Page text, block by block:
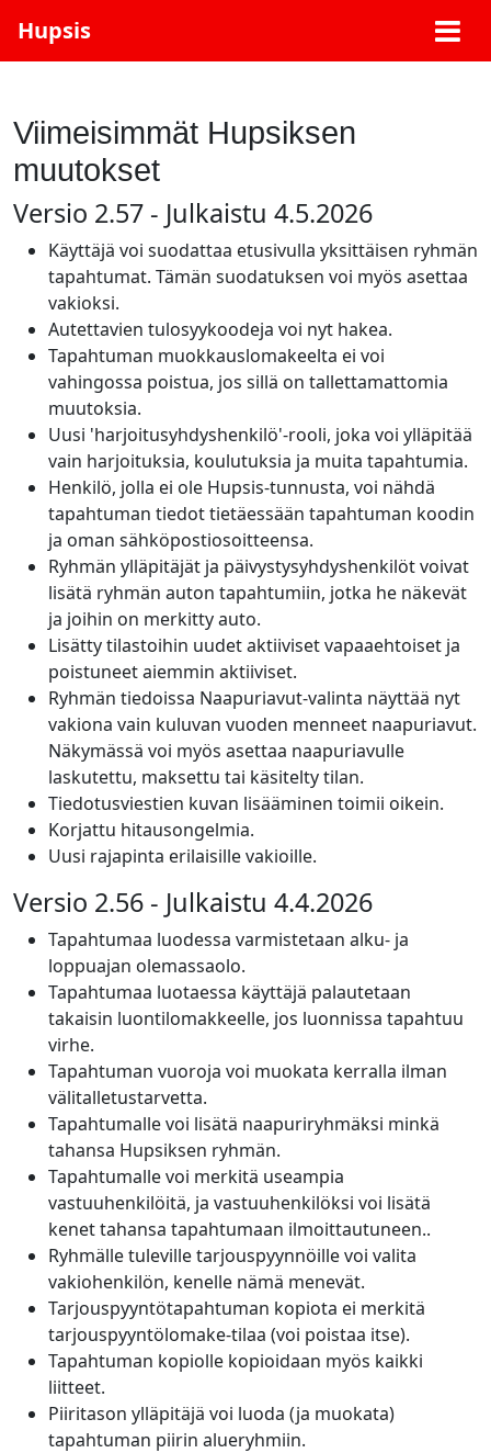
Hupsis
Viimeisimmät Hupsiksen
muutokset
Versio 2.57 - Julkaistu 4.5.2026
Käyttäjä voi suodattaa etusivulla yksittäisen ryhmän
tapahtumat. Tämän suodatuksen voi myös asettaa
vakioksi.
Autettavien tulosyykoodeja voi nyt hakea.
Tapahtuman muokkauslomakeelta ei voi
vahingossa poistua, jos sillä on tallettamattomia
muutoksia.
Uusi 'harjoitusyhdyshenkilö'-rooli, joka voi ylläpitää
vain harjoituksia, koulutuksia ja muita tapahtumia.
Henkilö, jolla ei ole Hupsis-tunnusta, voi nähdä
tapahtuman tiedot tietäessään tapahtuman koodin
ja oman sähköpostiosoitteensa.
Ryhmän ylläpitäjät ja päivystysyhdyshenkilöt voivat
lisätä ryhmän auton tapahtumiin, jotka he näkevät
ja joihin on merkitty auto.
Lisätty tilastoihin uudet aktiiviset vapaaehtoiset ja
poistuneet aiemmin aktiiviset.
Ryhmän tiedoissa Naapuriavut-valinta näyttää nyt
vakiona vain kuluvan vuoden menneet naapuriavut.
Näkymässä voi myös asettaa naapuriavulle
laskutettu, maksettu tai käsitelty tilan.
Tiedotusviestien kuvan lisääminen toimii oikein.
Korjattu hitausongelmia.
Uusi rajapinta erilaisille vakioille.
Versio 2.56 - Julkaistu 4.4.2026
Tapahtumaa luodessa varmistetaan alku- ja
loppuajan olemassaolo.
Tapahtumaa luotaessa käyttäjä palautetaan
takaisin luontilomakkeelle, jos luonnissa tapahtuu
virhe.
Tapahtuman vuoroja voi muokata kerralla ilman
välitalletustarvetta.
Tapahtumalle voi lisätä naapuriryhmäksi minkä
tahansa Hupsiksen ryhmän.
Tapahtumalle voi merkitä useampia
vastuuhenkilöitä, ja vastuuhenkilöksi voi lisätä
kenet tahansa tapahtumaan ilmoittautuneen..
Ryhmälle tuleville tarjouspyynnöille voi valita
vakiohenkilön, kenelle nämä menevät.
Tarjouspyyntötapahtuman kopiota ei merkitä
tarjouspyyntölomake-tilaa (voi poistaa itse).
Tapahtuman kopiolle kopioidaan myös kaikki
liitteet.
Piiritason ylläpitäjä voi luoda (ja muokata)
tapahtuman piirin alueryhmiin.